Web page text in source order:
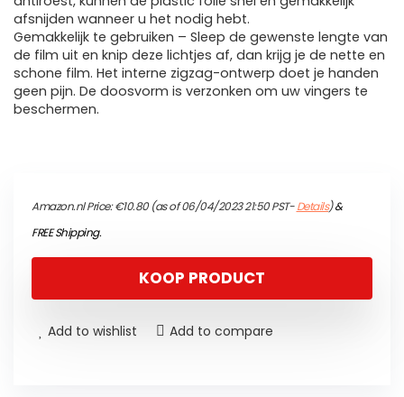
afsnijden wanneer u het nodig hebt.
Gemakkelijk te gebruiken – Sleep de gewenste lengte van
de film uit en knip deze lichtjes af, dan krijg je de nette en
schone film. Het interne zigzag-ontwerp doet je handen
geen pijn. De doosvorm is verzonken om uw vingers te
beschermen.
Amazon.nl Price:€10.80(as of 06/04/2023 21:50 PST-Details)&
FREE Shipping.
KOOP PRODUCT
Add to wishlist Add to compare